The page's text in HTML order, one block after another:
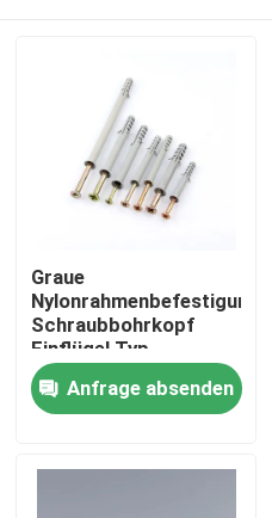
Graue
Nylonrahmenbefestigungen
Schraubbohrkopf
Einflügel Typ
Anfrage absenden